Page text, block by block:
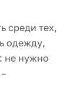
среди тех,
одежду,
не нужно